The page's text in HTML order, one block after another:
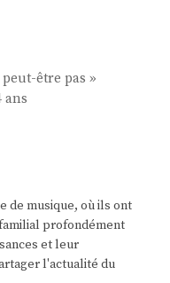
être pas »
ans
de musique, où ils ont
profondément
et leur
l'actualité du